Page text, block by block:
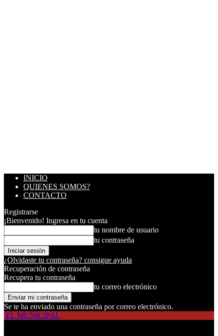
INICIO
QUIENES SOMOS?
CONTACTO
Registrarse
¡Bienvenido! Ingresa en tu cuenta
tu nombre de usuario
tu contraseña
¿Olvidaste tu contraseña? consigue ayuda
Recuperación de contraseña
Recupera tu contraseña
tu correo electrónico
Se te ha enviado una contraseña por correo electrónico.
EL MUNICIPAL